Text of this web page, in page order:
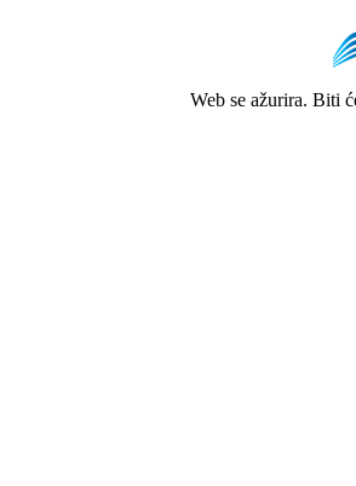
Web se ažurira. Biti